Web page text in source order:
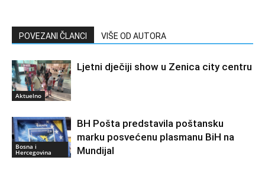
POVEZANI ČLANCI VIŠE OD AUTORA
Aktuelno
Ljetni dječiji show u Zenica city centru
Bosna i
Hercegovina
BH Pošta predstavila poštansku
marku posvećenu plasmanu BiH na
Mundijal